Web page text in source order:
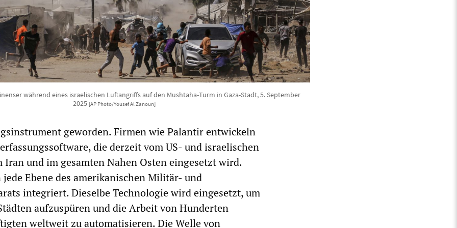
während eines israelischen Luftangriffs auf den Mushtaha-Turm in Gaza-Stadt, 5. September
2025 [AP Photo/Yousef Al Zanoun]
geworden. Firmen wie Palantir entwickeln
die derzeit vom US- und israelischen
und im gesamten Nahen Osten eingesetzt wird.
Ebene des amerikanischen Militär- und
integriert. Dieselbe Technologie wird eingesetzt, um
aufzuspüren und die Arbeit von Hunderten
weltweit zu automatisieren. Die Welle von